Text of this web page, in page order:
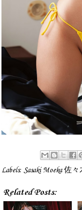
Labels: Sasaki Moeka 佐
Related Posts: